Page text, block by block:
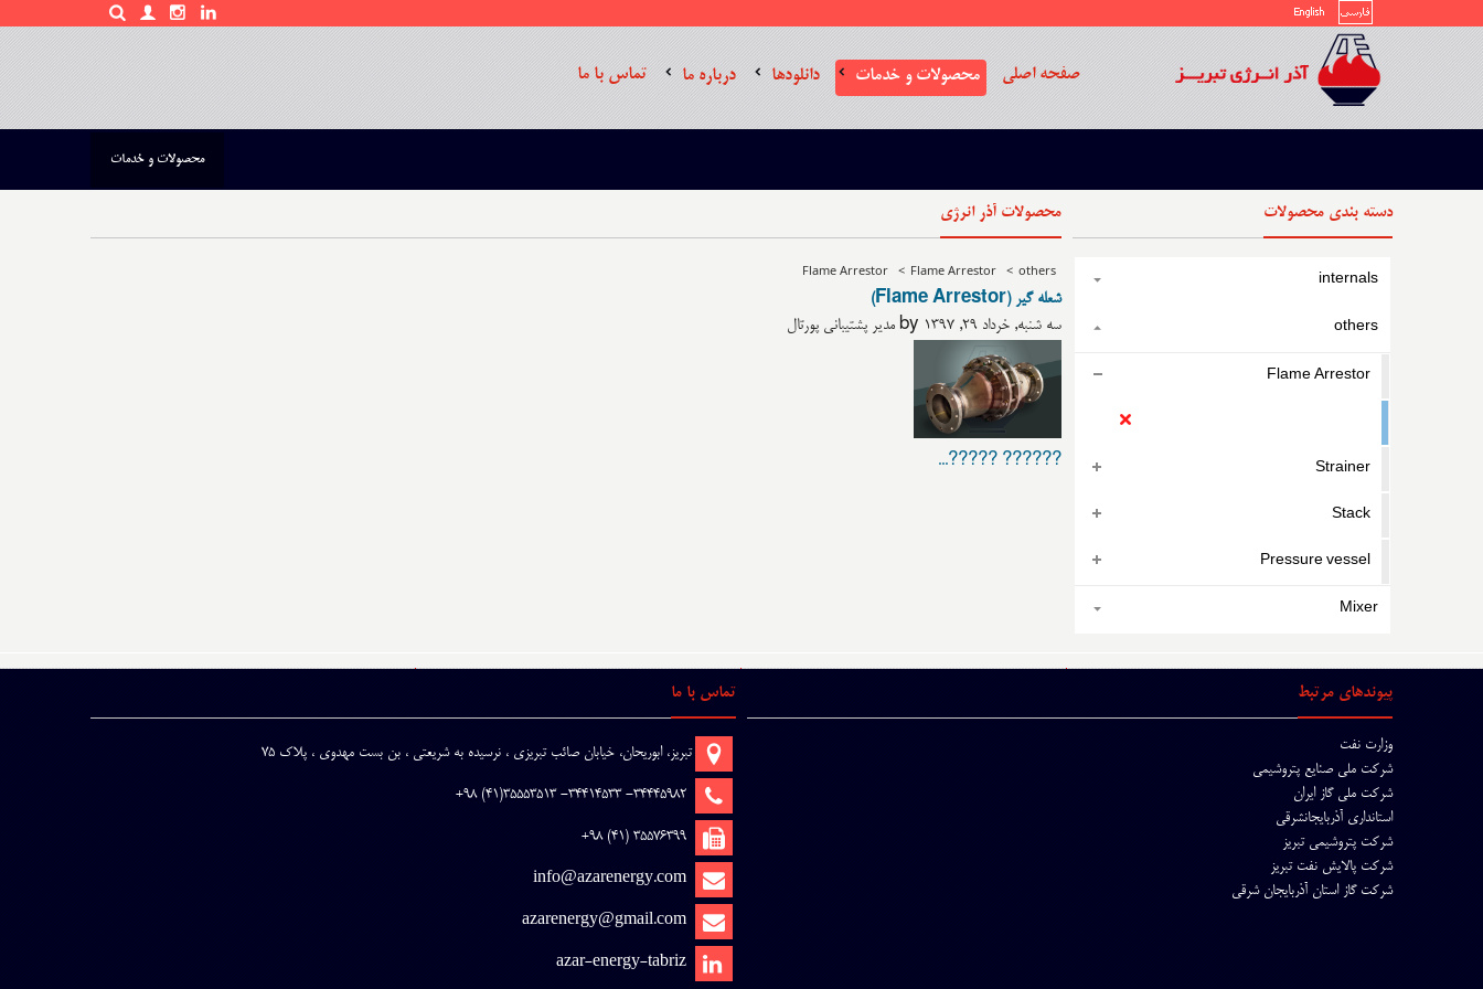
صفحه اصلی محصولات و خدمات دانلودها درباره ما تماس با ما
محصولات و خدمات
دسته بندی محصولات
internals
others
Flame Arrestor
Strainer
Stack
Pressure vessel
Mixer
محصولات آذر انرژی
others
>
Flame Arrestor
>
Flame Arrestor
شعله گیر (Flame Arrestor)
سه شنبه, خرداد 29, 1397 by مدیر پشتیبانی پورتال
?????? ?????...
پیوندهای مرتبط
وزارت نفت
شرکت ملی صنایع پتروشیمی
شرکت ملی گاز ایران
استانداری آذربایجانشرقی
شرکت پتروشیمی تبریز
شرکت پالایش نفت تبریز
شرکت گاز استان آذربایجان شرقی
تماس با ما
تبریز، ابوریحان، خیابان صائب تبریزی ، نرسیده به شریعتی ، بن بست مهدوی ، پلاک 75
34445982- 34414533- 35553513(41) 98+
35576399 (41) 98+
info@azarenergy.com
azarenergy@gmail.com
azar-energy-tabriz